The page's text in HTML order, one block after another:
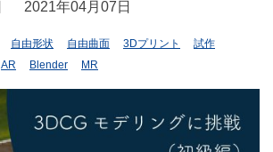
2021年04月07日
自由形状 自由曲面 3Dプリント
試作
AR Blender MR